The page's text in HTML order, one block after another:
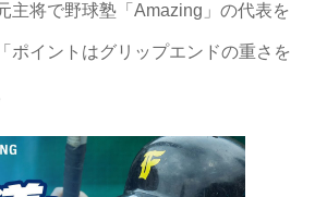
主将で野球塾「Amazing」の代表を
ポイントはグリップエンドの重さを